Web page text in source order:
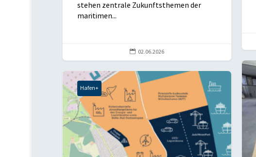
stehen zentrale Zukunftsthemen der
maritimen...
 02.06.2026
Hafen+